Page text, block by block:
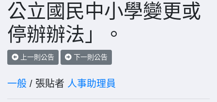
公立國民中小學變更或
停辦辦法」。
上一則公告 下一則公告
一般 / 張貼者 人事助理員